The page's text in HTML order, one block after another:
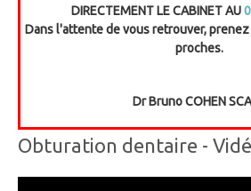
DIRECTEMENT LE CABINET AU
Dans l'attente de vous retrouver,
proches.
Dr Bruno COHEN
Obturation dentaire -